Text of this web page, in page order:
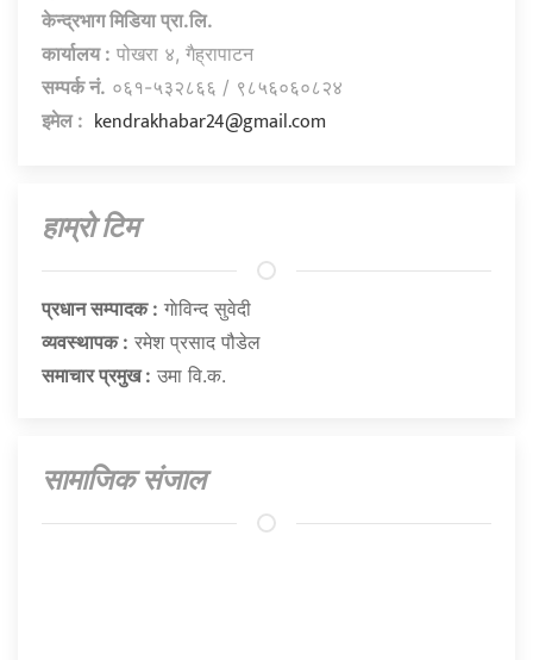
केन्द्रभाग मिडिया प्रा.लि.
कार्यालय : पोखरा ४, गैह्रापाटन
सम्पर्क नं. ०६१-५३२८६६ / ९८५६०६०८२४
इमेल : kendrakhabar24@gmail.com
हाम्राे टिम
प्रधान सम्पादक : गाेविन्द सुवेदी
व्यवस्थापक : रमेश प्रसाद पौडेल
समाचार प्रमुख : उमा वि.क.
सामाजिक संजाल